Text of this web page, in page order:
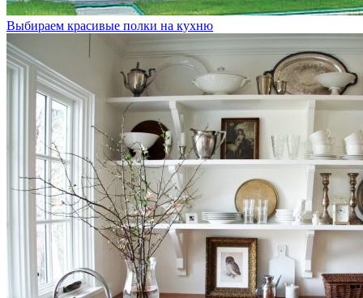
Выбираем красивые полки на кухню